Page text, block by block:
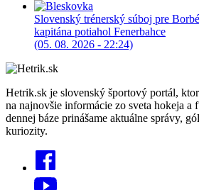
Slovenský trénerský súboj pre
kapitána potiahol Fenerbahce
(05. 08. 2026 - 22:24)
Hetrik.sk je slovenský športový portál,
na najnovšie informácie zo sveta hokeja a
dennej báze prinášame aktuálne správy,
kuriozity.